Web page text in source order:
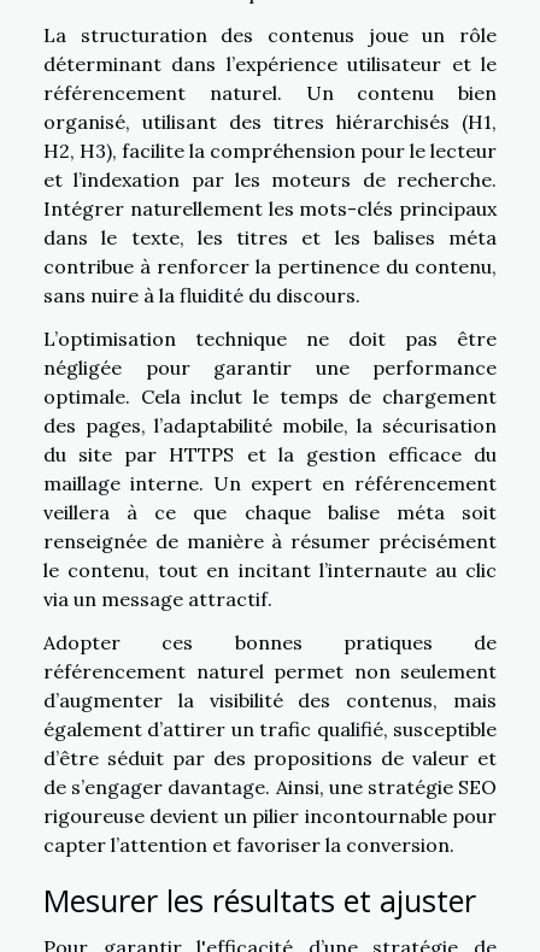
La structuration des contenus joue un rôle
déterminant dans l’expérience utilisateur et le
référencement naturel. Un contenu bien
organisé, utilisant des titres hiérarchisés (H1,
H2, H3), facilite la compréhension pour le lecteur
et l’indexation par les moteurs de recherche.
Intégrer naturellement les mots-clés principaux
dans le texte, les titres et les balises méta
contribue à renforcer la pertinence du contenu,
sans nuire à la fluidité du discours.
L’optimisation technique ne doit pas être
négligée pour garantir une performance
optimale. Cela inclut le temps de chargement
des pages, l’adaptabilité mobile, la sécurisation
du site par HTTPS et la gestion efficace du
maillage interne. Un expert en référencement
veillera à ce que chaque balise méta soit
renseignée de manière à résumer précisément
le contenu, tout en incitant l’internaute au clic
via un message attractif.
Adopter ces bonnes pratiques de
référencement naturel permet non seulement
d’augmenter la visibilité des contenus, mais
également d’attirer un trafic qualifié, susceptible
d’être séduit par des propositions de valeur et
de s’engager davantage. Ainsi, une stratégie SEO
rigoureuse devient un pilier incontournable pour
capter l’attention et favoriser la conversion.
Mesurer les résultats et ajuster
Pour garantir l'efficacité d’une stratégie de